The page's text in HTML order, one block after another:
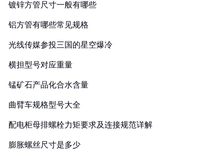
镀锌方管尺寸一般有哪些
铝方管有哪些常见规格
光线传媒参投三国的星空爆冷
横担型号对应重量
锰矿石产品化合水含量
曲臂车规格型号大全
配电柜母排螺栓力矩要求及连接规范详解
膨胀螺丝尺寸是多少